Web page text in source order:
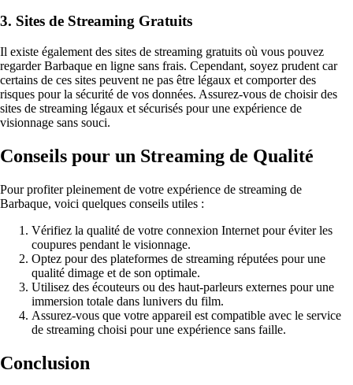
3. Sites de Streaming Gratuits
Il existe également des sites de streaming gratuits où vous pouvez
regarder Barbaque en ligne sans frais. Cependant, soyez prudent car
certains de ces sites peuvent ne pas être légaux et comporter des
risques pour la sécurité de vos données. Assurez-vous de choisir des
sites de streaming légaux et sécurisés pour une expérience de
visionnage sans souci.
Conseils pour un Streaming de Qualité
Pour profiter pleinement de votre expérience de streaming de
Barbaque, voici quelques conseils utiles :
Vérifiez la qualité de votre connexion Internet pour éviter les
coupures pendant le visionnage.
Optez pour des plateformes de streaming réputées pour une
qualité dimage et de son optimale.
Utilisez des écouteurs ou des haut-parleurs externes pour une
immersion totale dans lunivers du film.
Assurez-vous que votre appareil est compatible avec le service
de streaming choisi pour une expérience sans faille.
Conclusion